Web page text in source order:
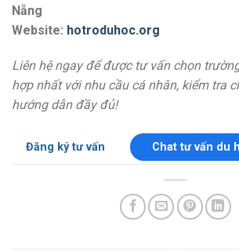
Nẵng
Website: hotroduhoc.org
Liên hệ ngay để được tư vấn chọn
hợp nhất với nhu cầu cá nhân, kiểm tra
hướng dẫn đầy đủ!
Đăng ký tư vấn Chat tư vấn du